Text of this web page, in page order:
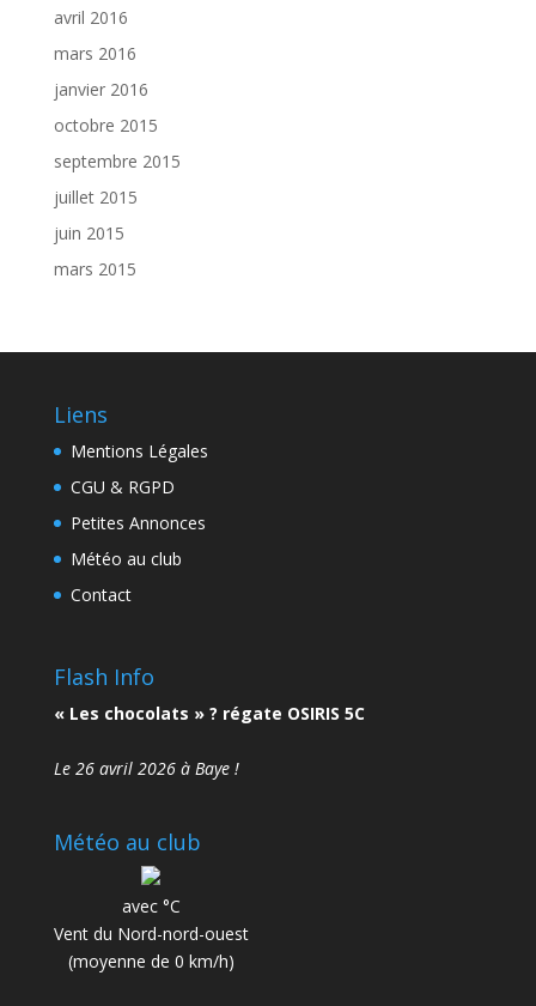
avril 2016
mars 2016
janvier 2016
octobre 2015
septembre 2015
juillet 2015
juin 2015
mars 2015
Liens
Mentions Légales
CGU & RGPD
Petites Annonces
Météo au club
Contact
Flash Info
« Les chocolats » ? régate OSIRIS 5C
Le 26 avril 2026 à Baye !
Météo au club
avec °C
Vent du Nord-nord-ouest
(moyenne de 0 km/h)